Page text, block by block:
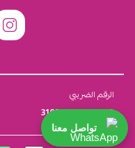
الرقم الضريبي
310555259800003
تواصل معنا